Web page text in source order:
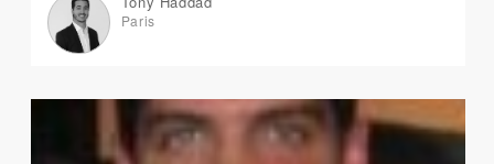
Paris